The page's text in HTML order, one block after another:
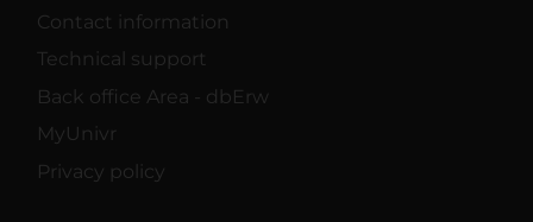
Contact information
Technical support
Back office Area - dbErw
MyUnivr
Privacy policy